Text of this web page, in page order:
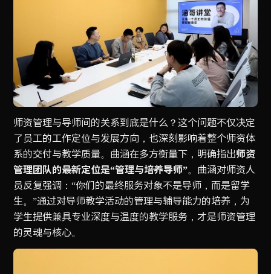
师资管理与导师间的关系到底是什么？这个问题不仅决定
了员工的工作定位与发展方向，也深刻影响着整个师资体
系的交付与教学质量。曲涵在多方衡量下，明确指出师资
管理团队的最新定位是“管理与培养导师”。曲涵对师资人
员反复强调：“你们的最终服务对象不是导师，而是留学
生。”通过对导师教学活动的管理与辅导能力的培养，为
学生提供兼具专业深度与温度的教学服务，才是师资管理
的灵魂与核心。